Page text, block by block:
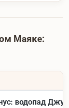
Маяке:
водопад